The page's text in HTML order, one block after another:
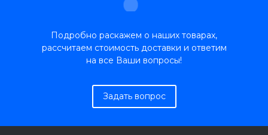
Подробно раскажем о наших товарах,
рассчитаем стоимость доставки и ответим
на все Ваши вопросы!
Задать вопрос